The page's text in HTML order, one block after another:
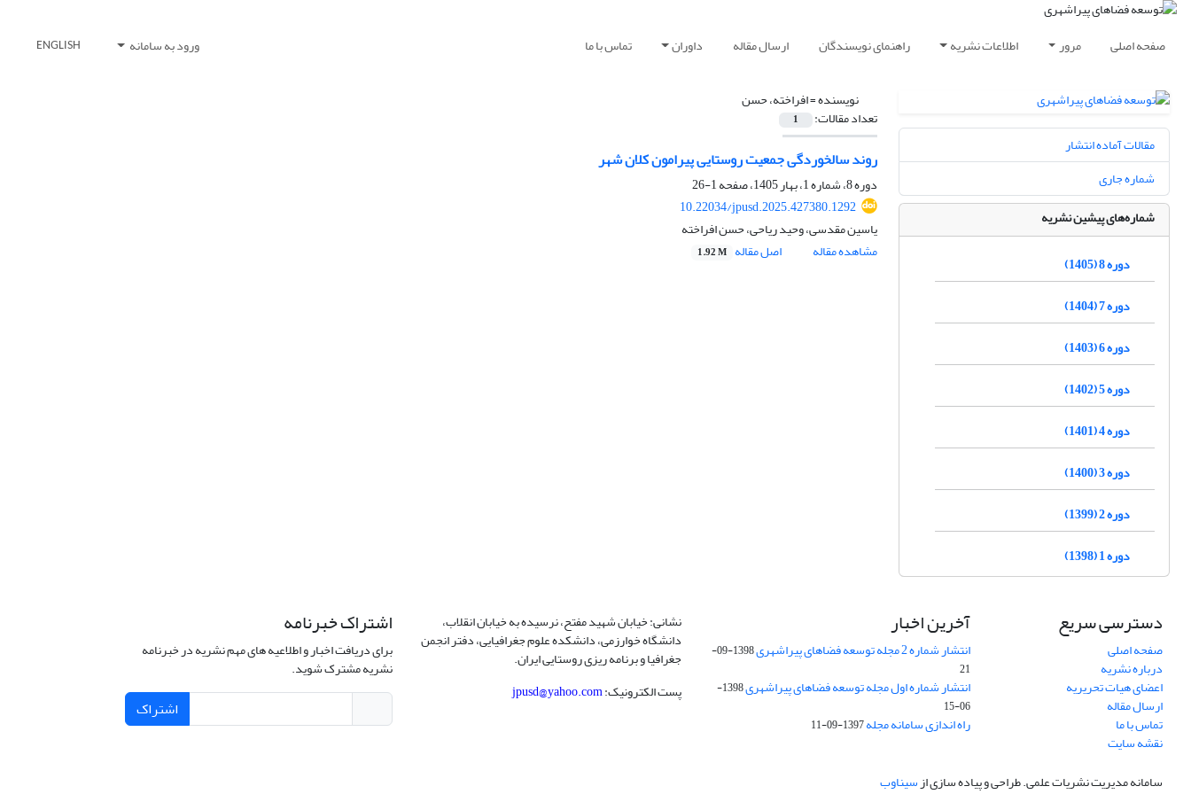
صفحه اصلی مرور اطلاعات نشریه راهنمای نویسندگان ارسال مقاله داوران تماس با ما ورود به سامانه ENGLISH
نویسنده =افراخته، حسن
تعداد مقالات: 1
روند سالخوردگی جمعیت روستایی پیرامون کلان شهر
دوره 8، شماره 1، بهار 1405، صفحه
1-26
10.22034/jpusd.2025.427380.1292
یاسین مقدسی، وحید ریاحی، حسن افراخته
مشاهده مقاله
اصل مقاله 1.92 M
مقالات آماده انتشار
شماره جاری
شماره‌های پیشین نشریه
دوره 8 (1405)
دوره 7 (1404)
دوره 6 (1403)
دوره 5 (1402)
دوره 4 (1401)
دوره 3 (1400)
دوره 2 (1399)
دوره 1 (1398)
دسترسی سریع
صفحه اصلی
درباره نشریه
اعضای هیات تحریریه
ارسال مقاله
تماس با ما
نقشه سایت
آخرین اخبار
انتشار شماره 2 مجله توسعه فضاهای پیراشهری
1398-09-
21
انتشار شماره اول مجله توسعه فضاهای پیراشهری
1398-
06-15
راه اندازی سامانه مجله1397-09-11
نشانی: خیابان شهید مفتح، نرسیده به خیابان انقلاب،
دانشگاه خوارزمی، دانشکده علوم جغرافیایی، دفتر انجمن
جغرافیا و برنامه ریزی روستایی ایران.
پست الکترونیک:jpusd@yahoo.com
اشتراک خبرنامه
برای دریافت اخبار و اطلاعیه های مهم نشریه در خبرنامه
نشریه مشترک شوید.
اشتراک
سامانه مدیریت نشریات علمی.طراحی و پیاده سازی ازسیناوب